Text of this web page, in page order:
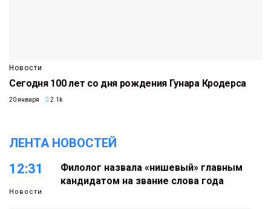
Новости
Сегодня 100 лет со дня рождения Гунара Кродерса
20 января 2.1k
ЛЕНТА НОВОСТЕЙ
12:31
Новости
Филолог назвала «нишевый» главным
кандидатом на звание слова года